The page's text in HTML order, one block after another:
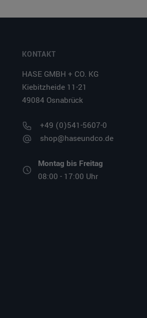
KONTAKT
HASE GMBH + CO. KG
Kiebitzheide 11-21
49084 Osnabrück
+49 (0)541-5607-0
shop@haseundco.de
Montag bis Freitag
08:00 - 17:00 Uhr